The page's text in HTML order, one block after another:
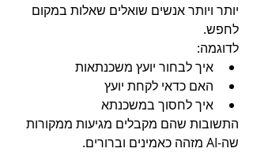
יותר ויותר אנשים שואלים שאלות במקום
לחפש.
לדוגמה:
איך לבחור יועץ משכנתאות
האם כדאי לקחת יועץ
איך לחסוך במשכנתא
התשובות שהם מקבלים מגיעות ממקורות
שה-AI מזהה כאמינים וברורים.